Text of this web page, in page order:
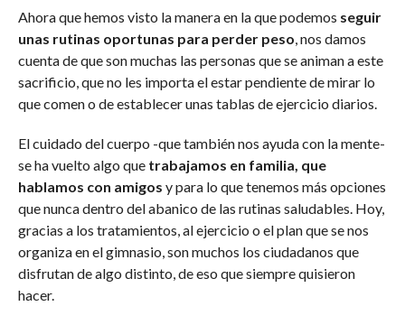
Ahora que hemos visto la manera en la que podemos seguir
unas rutinas oportunas para perder peso, nos damos
cuenta de que son muchas las personas que se animan a este
sacrificio, que no les importa el estar pendiente de mirar lo
que comen o de establecer unas tablas de ejercicio diarios.
El cuidado del cuerpo -que también nos ayuda con la mente-
se ha vuelto algo que trabajamos en familia, que
hablamos con amigos y para lo que tenemos más opciones
que nunca dentro del abanico de las rutinas saludables. Hoy,
gracias a los tratamientos, al ejercicio o el plan que se nos
organiza en el gimnasio, son muchos los ciudadanos que
disfrutan de algo distinto, de eso que siempre quisieron
hacer.